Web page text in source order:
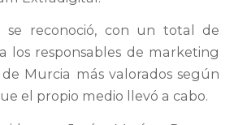
se reconoció, con un total de
los responsables de marketing
Murcia más valorados según
el propio medio llevó a cabo.